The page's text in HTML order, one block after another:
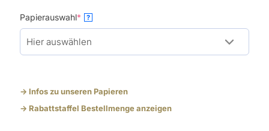
Papierauswahl* (required)
?
-> Infos zu unseren Papieren
-> Rabattstaffel Bestellmenge anzeigen